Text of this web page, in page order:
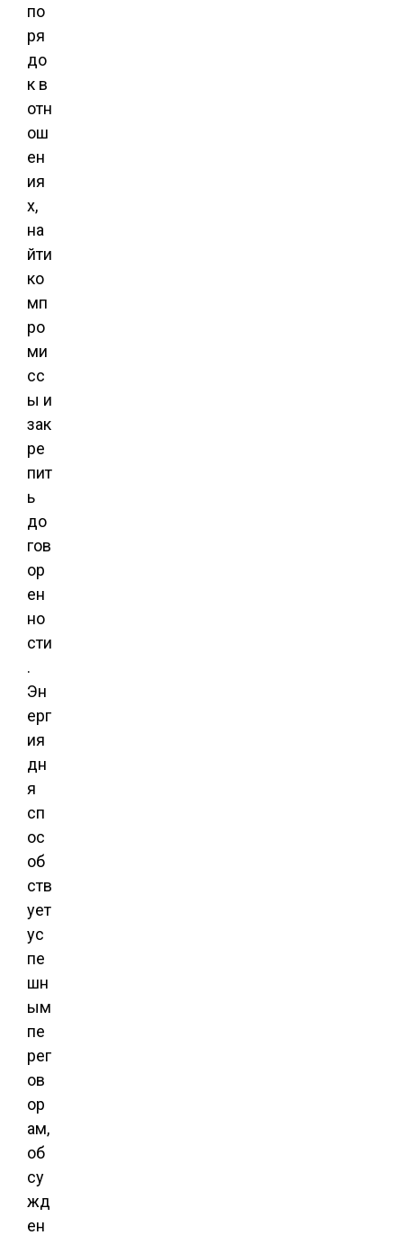
по
ря
до
к в
отн
ош
ен
ия
х,
на
йти
ко
мп
ро
ми
сс
ы и
зак
ре
пит
ь
до
гов
ор
ен
но
сти
.
Эн
ерг
ия
дн
я
сп
ос
об
ств
ует
ус
пе
шн
ым
пе
рег
ов
ор
ам,
об
су
жд
ен